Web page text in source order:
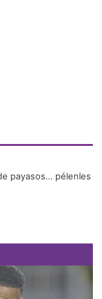
payasos… pélenles